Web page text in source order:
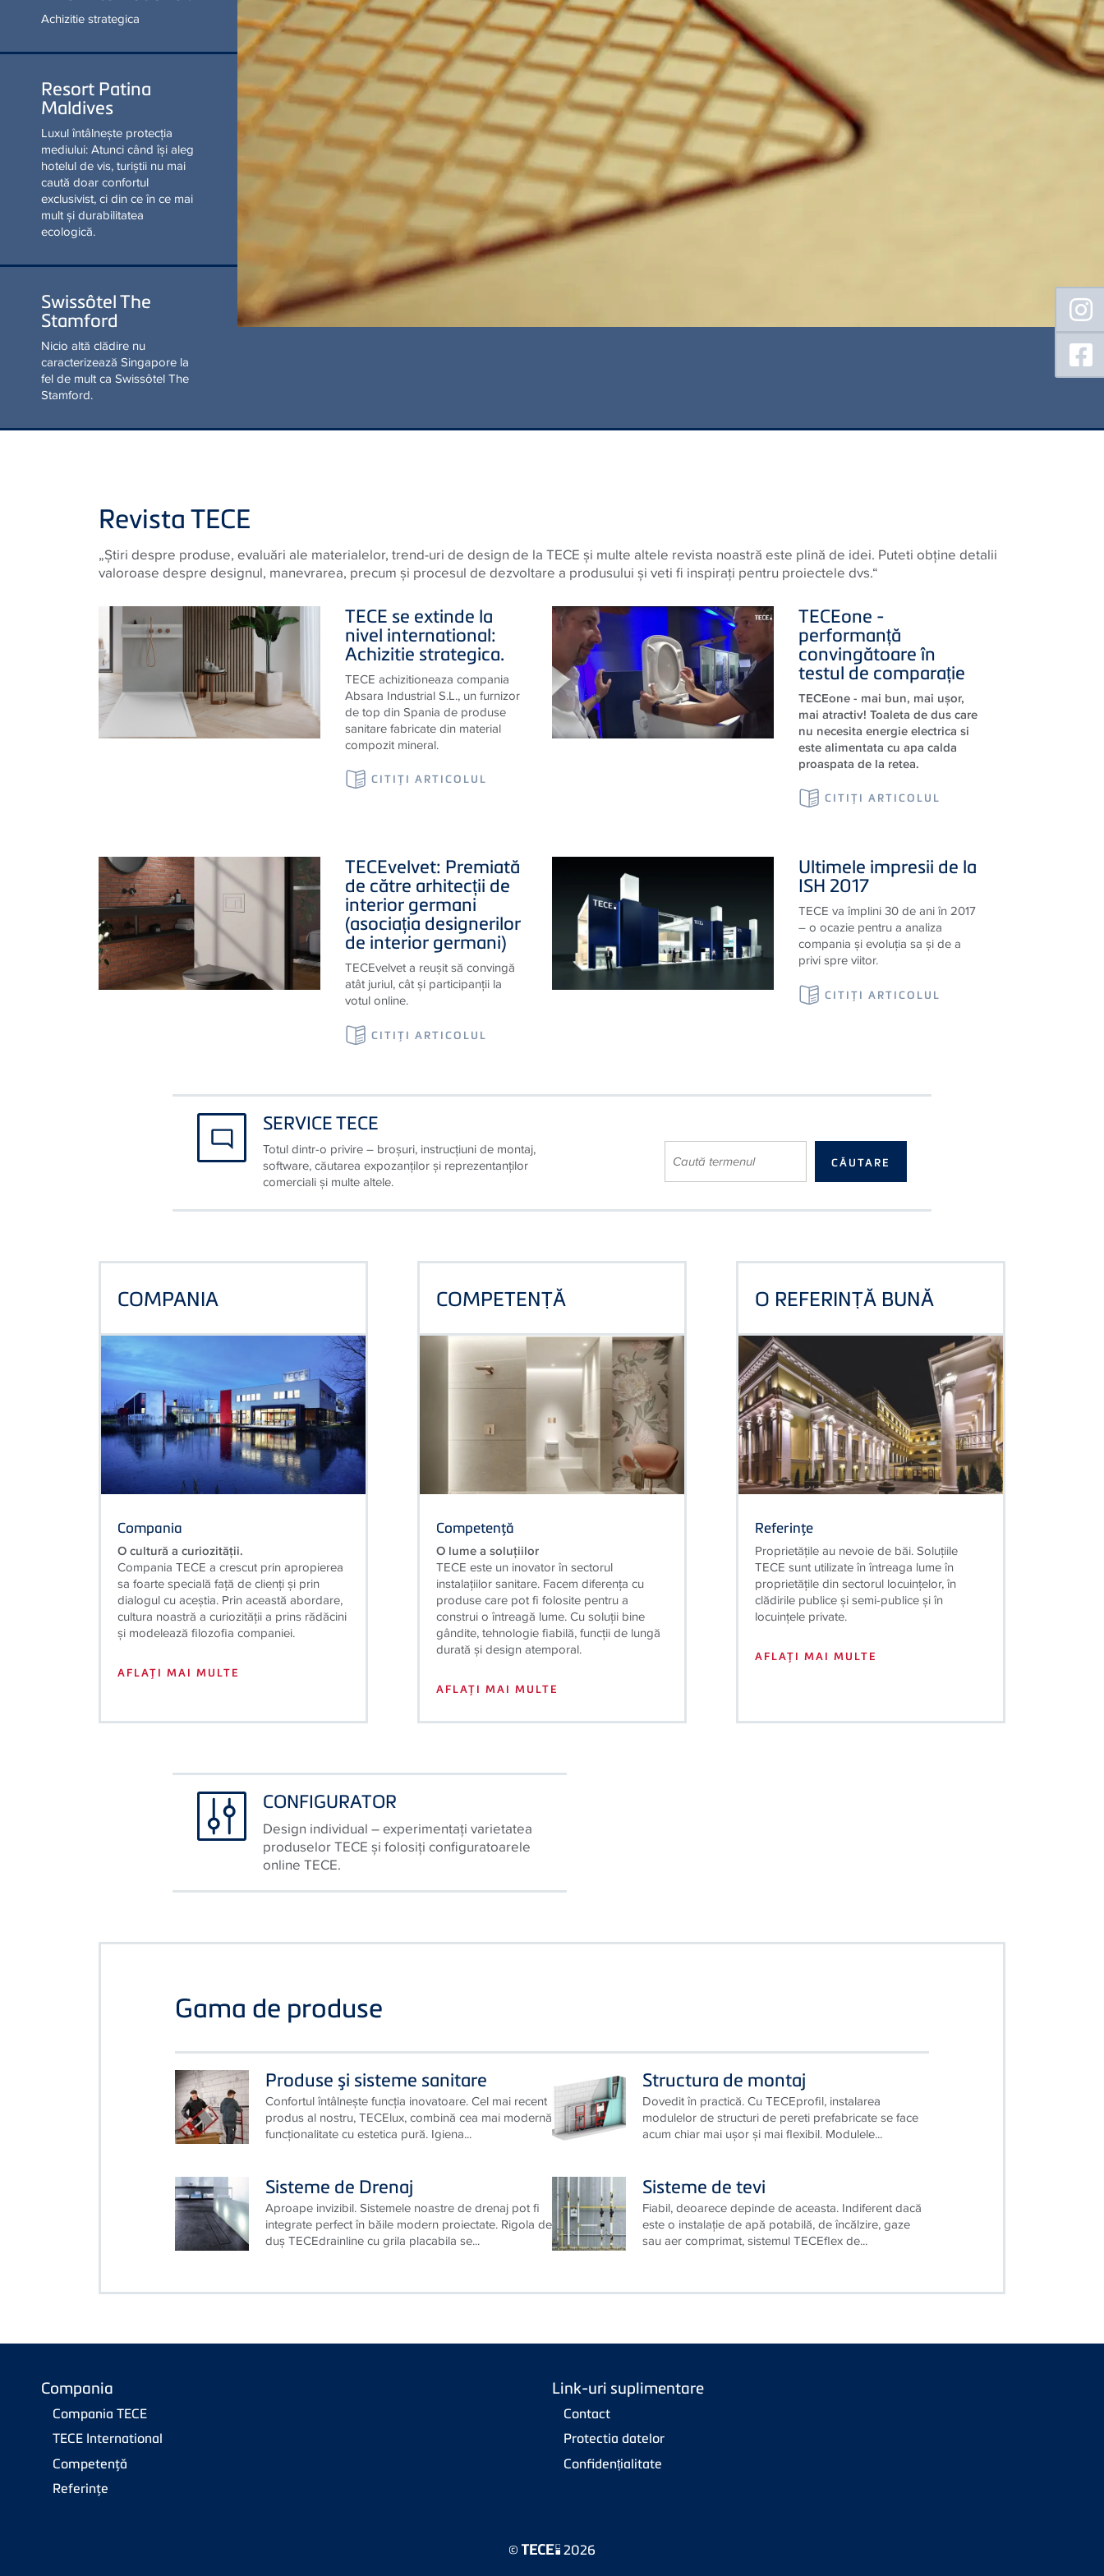
Resort Patina
Maldives
Luxul întâlnește protecția
mediului: Atunci când își aleg
hotelul de vis, turiștii nu mai
caută doar confortul
exclusivist, ci din ce în ce mai
ecologică.
Swissôtel The
Stamford
Nicio altă clădire nu
caracterizează Singapore la
Stamford.
Revista TECE
valoroase despre designul, manevrarea, precum și procesul de dezvoltare a produsului și veti fi inspirați pentru proiectele dvs.“
TECEse extinde la
nivel international:
Achizitie strategica.
TECE achizitioneaza compania
Absara Industrial S.L., un furnizor
de top din Spania de produse
compozit mineral.
TECEone -
performanță
convingătoare în
testul de comparație
TECEone - mai bun, mai ușor,
mai atractiv! Toaleta de dus care
nu necesita energie electrica si
este alimentata cu apa calda
proaspata de la retea.
TECEvelvet: Premiată
de către arhitecții de
interior germani
(asociația designerilor
de interior germani)
TECEvelvet a reușit să convingă
atât juriul, cât și participanții la
votul online.
Ultimele impresii de la
ISH 2017
TECE va împlini 30 de ani în 2017
– o ocazie pentru a analiza
compania şi evoluţia sa şi de a
privi spre viitor.
SERVICE TECE
Totul dintr-o privire – broșuri, instrucțiuni de montaj,
COMPANIA
Compania
O cultură a curiozităţii.
Compania TECE a crescut prin apropierea
sa foarte specială faţă de clienţi şi prin
dialogul cu aceştia. Prin această abordare,
şi modelează filozofia companiei.
COMPETENŢĂ
Competenţă
O lume a soluţiilor
TECE este un inovator în sectorul
instalaţiilor sanitare. Facem diferenţa cu
produse care pot fi folosite pentru a
construi o întreagă lume. Cu soluţii bine
durată şi design atemporal.
AFLAŢI MAI MULTE
O REFERINŢĂ BUNĂ
Referinţe
Proprietăţile au nevoie de băi. Soluţiile
TECE sunt utilizate în întreaga lume în
proprietăţile din sectorul locuinţelor, în
locuinţele private.
CONFIGURATOR
Design individual – experimentaţi varietatea
Gama de produse
Produse şi sisteme sanitare
Confortul întâlneşte funcţia inovatoare. Cel mai recent
Structura de montaj
Dovedit în practică. Cu TECEprofil, instalarea
Sisteme de Drenaj
Aproape invizibil. Sistemele noastre de drenaj pot fi
Sisteme de tevi
Fiabil, deoarece depinde de aceasta. Indiferent dacă
Compania
TECE International
Competenţă
Link-uri suplimentare
Protectia datelor
Floating